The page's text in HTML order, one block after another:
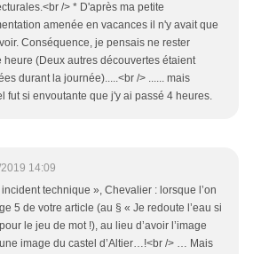
/> * D'après ma petite
amenée en vacances il n'y avait que
Conséquence, je pensais ne rester
heure (Deux autres découvertes étaient
durant la journée).....<br /> ...... mais
fut si envoutante que j'y ai passé 4 heures.
14:09
technique », Chevalier : lorsque l’on
5 de votre article (au § « Je redoute l’eau si
le jeu de mot !), au lieu d’avoir l’image
image du castel d’Altier…!<br /> … Mais